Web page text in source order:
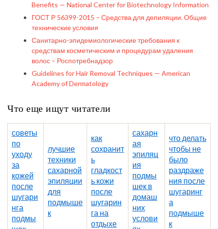
Benefits — National Center for Biotechnology Information
ГОСТ Р 56399-2015 – Средства для депиляции. Общие
технические условия
Санитарно-эпидемиологические требования к
средствам косметическим и процедурам удаления
волос – Роспотребнадзор
Guidelines for Hair Removal Techniques — American
Academy of Dermatology
Что еще ищут читатели
советы
по
уходу
за
кожей
после
шугари
нга
подмы
лучшие
техники
сахарной
эпиляции
для
подмыше
к
как
сохранит
ь
гладкост
ь кожи
после
шугарин
га на
отдыхе
сахарн
ая
эпиляц
ия
подмы
шек в
домаш
них
услови
что делать
чтобы не
было
раздраже
ния после
шугаринг
а
подмыше
к